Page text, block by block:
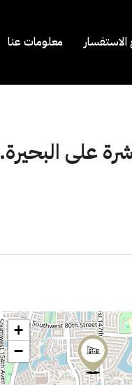
معلومات عنا
على البحيرة.
+
−